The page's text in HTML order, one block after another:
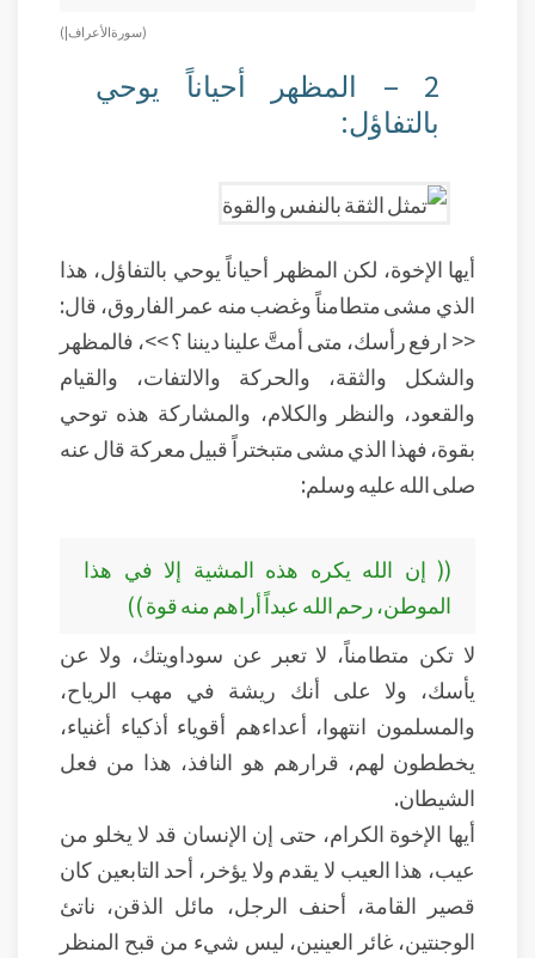
( سورة الأعراف|)
2 – المظهر أحياناً يوحي
بالتفاؤل:
أيها الإخوة، لكن المظهر أحياناً يوحي بالتفاؤل، هذا
الذي مشى متطامناً وغضب منه عمر الفاروق، قال:
<< ارفع رأسك، متى أمتَّ علينا ديننا ؟ >>، فالمظهر
والشكل والثقة، والحركة والالتفات، والقيام
والقعود، والنظر والكلام، والمشاركة هذه توحي
بقوة، فهذا الذي مشى متبختراً قبيل معركة قال عنه
صلى الله عليه وسلم:
(( إن الله يكره هذه المشية إلا في هذا
الموطن، رحم الله عبداً أراهم منه قوة ))
لا تكن متطامناً، لا تعبر عن سوداويتك، ولا عن
يأسك، ولا على أنك ريشة في مهب الرياح،
والمسلمون انتهوا، أعداءهم أقوياء أذكياء أغنياء،
يخططون لهم، قرارهم هو النافذ، هذا من فعل
الشيطان.
أيها الإخوة الكرام، حتى إن الإنسان قد لا يخلو من
عيب، هذا العيب لا يقدم ولا يؤخر، أحد التابعين كان
قصير القامة، أحنف الرجل، مائل الذقن، ناتئ
الوجنتين، غائر العينين، ليس شيء من قبح المنظر